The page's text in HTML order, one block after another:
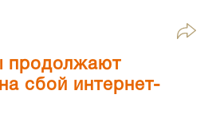
продолжают
сбой интернет-